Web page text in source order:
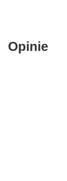
Opinie